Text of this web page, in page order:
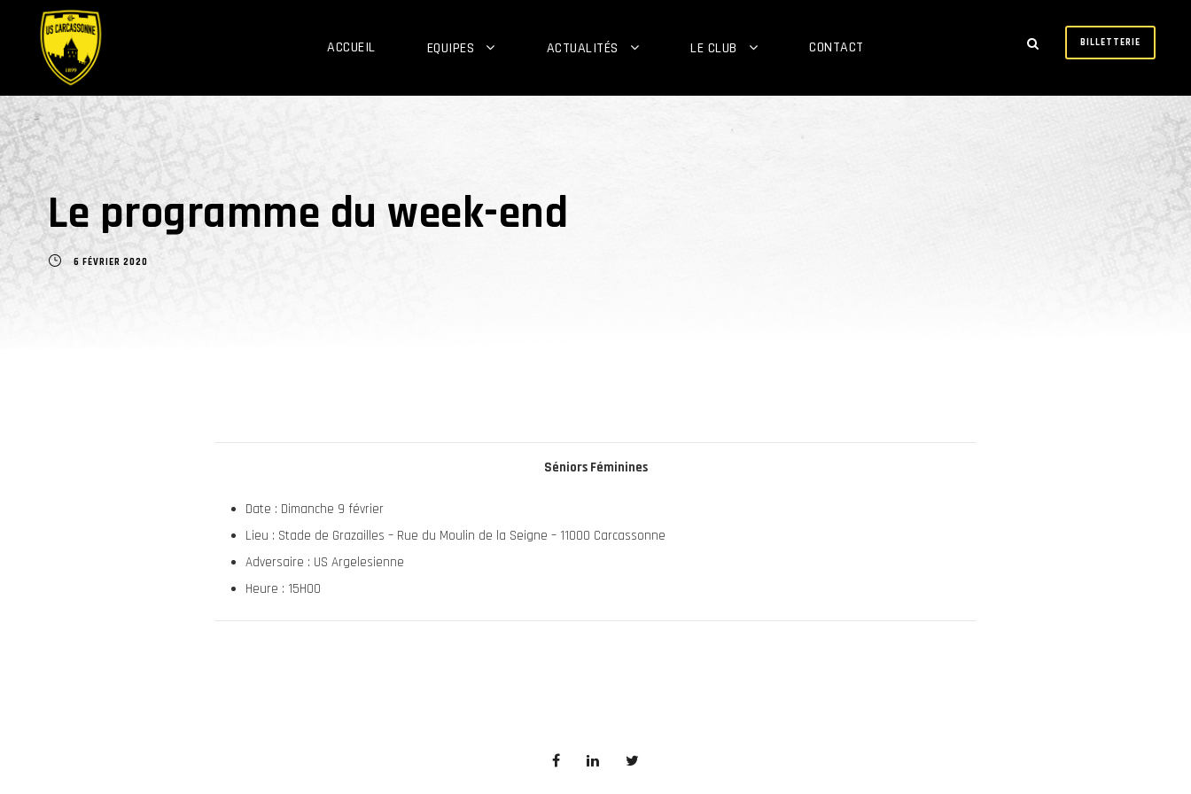
ACCUEIL EQUIPES ACTUALITÉS LE CLUB CONTACT BILLETTERIE
Le programme du week-end
6 FÉVRIER 2020
Séniors Féminines
Date : Dimanche 9 février
Lieu : Stade de Grazailles – Rue du Moulin de la Seigne – 11000 Carcassonne
Adversaire : US Argelesienne
Heure : 15H00